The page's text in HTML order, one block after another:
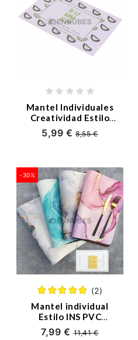
Mantel Individuales
Creatividad Estilo
INS Fruta
5,99 €8,55 €
-30%
(2)
Mantel individual
Estilo INS PVC
Nórdica
7,99 €11,41 €